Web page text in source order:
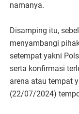
namanya.
Disamping itu,
menyambangi
setempat yakni
serta konfirmasi
arena atau tempat
(22/07/2024)